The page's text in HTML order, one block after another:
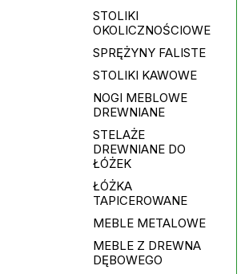
STOLIKI
OKOLICZNOŚCIOWE
SPRĘŻYNY FALISTE
STOLIKI KAWOWE
NOGI MEBLOWE
DREWNIANE
STELAŻE
DREWNIANE DO
ŁÓŻEK
ŁÓŻKA
TAPICEROWANE
MEBLE METALOWE
MEBLE Z DREWNA
DĘBOWEGO